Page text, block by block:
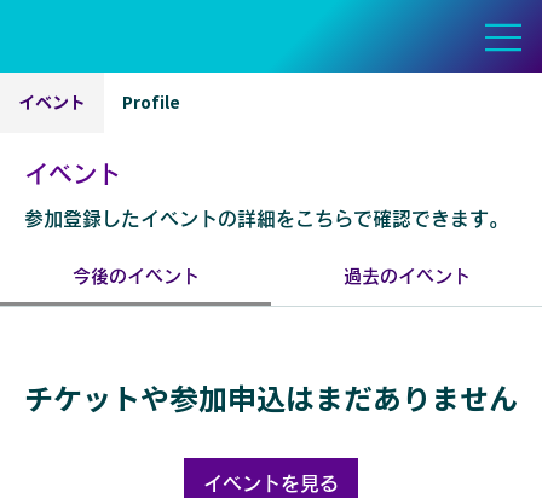
イベント Profile
イベント
参加登録したイベントの詳細をこちらで確認できます。
今後のイベント 過去のイベント
チケットや参加申込はまだありません
イベントを見る